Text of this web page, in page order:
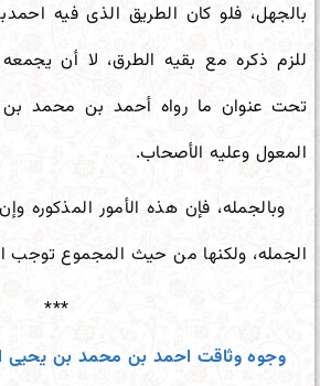
بالجهل، فلو کان الطریق الذی فیه
للزم ذکره مع بقیه الطرق، لا أن
تحت عنوان ما رواه أحمد بن محمد
المعول وعلیه الأصحاب.
وبالجمله، فإن هذه الأمور المذکوره
الجمله، ولکنها من حیث المجموع توجب
***
وجوه وثاقت احمد بن محمد بن یحیی